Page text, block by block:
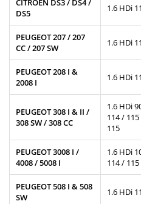
CITROËN DS3 / DS4 /
DS5
1.6 HDi
PEUGEOT 207 / 207
CC / 207 SW
1.6 HDi
PEUGEOT 208 I &
2008 I
1.6 HDi
PEUGEOT 308 I & II /
308 SW / 308 CC
1.6 HDi
114 /
115
PEUGEOT 3008 I /
4008 / 5008 I
1.6 HDi
114 /
PEUGEOT 508 I & 508
SW
1.6 HDi